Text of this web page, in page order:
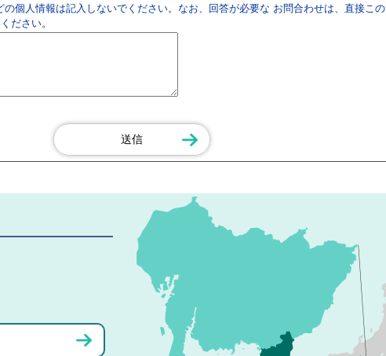
の個人情報は記入しないでください。なお、回答が必要な お問合わせは、直接この
ださい。